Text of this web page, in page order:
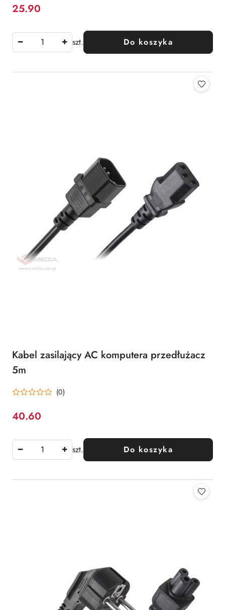
Cena:
25.90
szt. Do koszyka
Kabel zasilający AC komputera przedłużacz
5m
(0)
Cena:
40.60
szt. Do koszyka